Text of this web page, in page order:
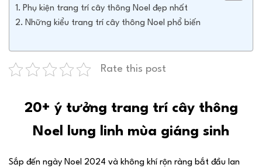
Phụ kiện trang trí cây thông Noel đẹp nhất
Những kiểu trang trí cây thông Noel phổ biến
Rate this post
20+ ý tưởng trang trí cây thông
Noel lung linh mùa giáng sinh
Sắp đến ngày Noel 2024 và không khí rộn ràng bắt đầu lan